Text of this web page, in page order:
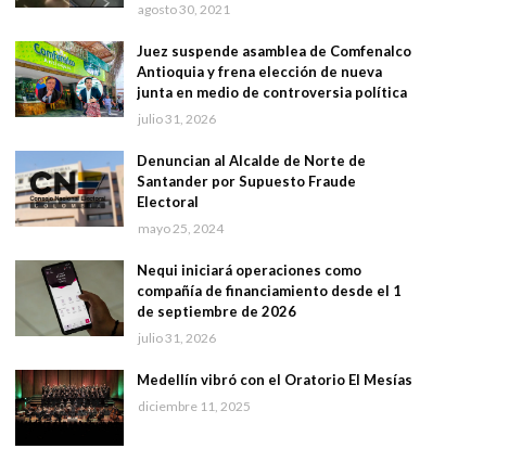
agosto 30, 2021
Juez suspende asamblea de Comfenalco
Antioquia y frena elección de nueva
junta en medio de controversia política
julio 31, 2026
Denuncian al Alcalde de Norte de
Santander por Supuesto Fraude
Electoral
mayo 25, 2024
Nequi iniciará operaciones como
compañía de financiamiento desde el 1
de septiembre de 2026
julio 31, 2026
Medellín vibró con el Oratorio El Mesías
diciembre 11, 2025